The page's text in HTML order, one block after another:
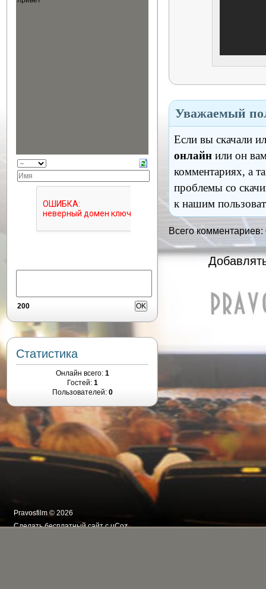
Уважаемый
Если вы скачали
онлайн или он
комментариях, а
проблемы со
к нашим
Всего комментариев:
200
Статистика
Онлайн всего: 1
Гостей: 1
Пользователей: 0
Pravosfilm © 2026
Сделатьбесплатный сайтсuCoz